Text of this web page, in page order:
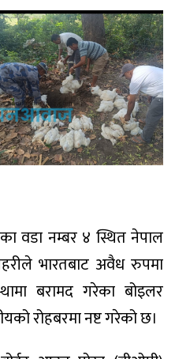
वडा नम्बर ४ स्थित नेपाल
भारतबाट अवैध रुपमा
बरामद गरेका बोइलर
रोहबरमा नष्ट गरेको छ।